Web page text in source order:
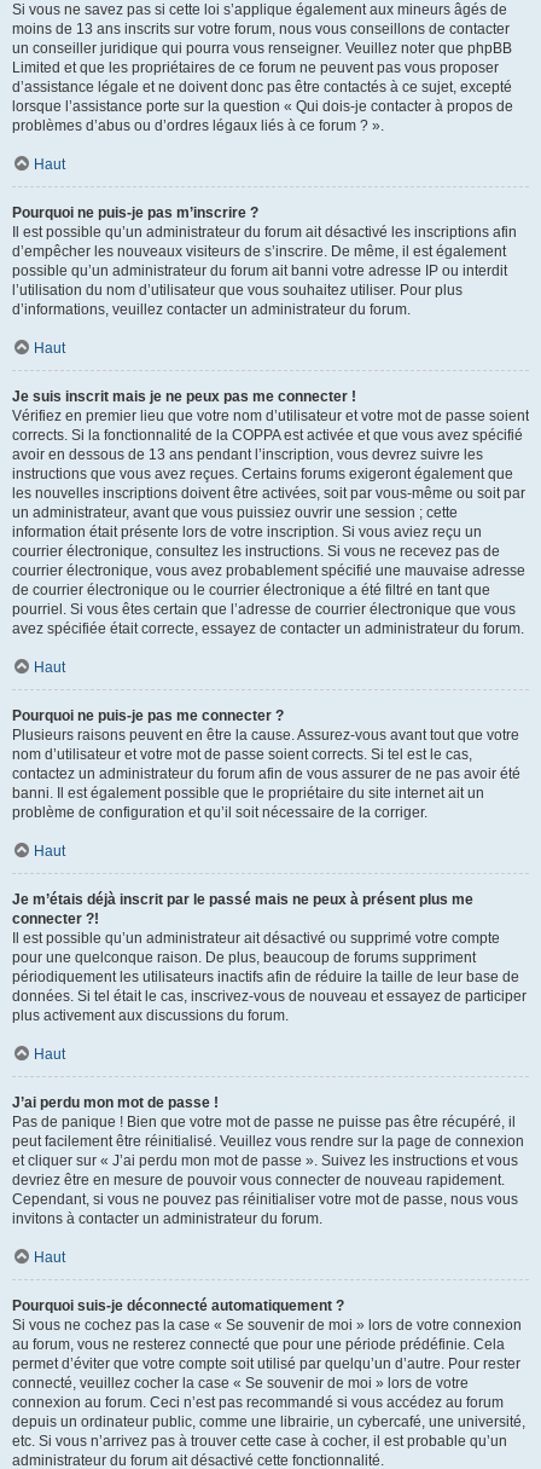
Si vous ne savez pas si cette loi s’applique également aux mineurs âgés de
moins de 13 ans inscrits sur votre forum, nous vous conseillons de contacter
un conseiller juridique qui pourra vous renseigner. Veuillez noter que phpBB
Limited et que les propriétaires de ce forum ne peuvent pas vous proposer
d’assistance légale et ne doivent donc pas être contactés à ce sujet, excepté
lorsque l’assistance porte sur la question « Qui dois-je contacter à propos de
problèmes d’abus ou d’ordres légaux liés à ce forum ? ».
Haut
Pourquoi ne puis-je pas m’inscrire ?
Il est possible qu’un administrateur du forum ait désactivé les inscriptions afin
d’empêcher les nouveaux visiteurs de s’inscrire. De même, il est également
possible qu’un administrateur du forum ait banni votre adresse IP ou interdit
l’utilisation du nom d’utilisateur que vous souhaitez utiliser. Pour plus
d’informations, veuillez contacter un administrateur du forum.
Haut
Je suis inscrit mais je ne peux pas me connecter !
Vérifiez en premier lieu que votre nom d’utilisateur et votre mot de passe soient
corrects. Si la fonctionnalité de la COPPA est activée et que vous avez spécifié
avoir en dessous de 13 ans pendant l’inscription, vous devrez suivre les
instructions que vous avez reçues. Certains forums exigeront également que
les nouvelles inscriptions doivent être activées, soit par vous-même ou soit par
un administrateur, avant que vous puissiez ouvrir une session ; cette
information était présente lors de votre inscription. Si vous aviez reçu un
courrier électronique, consultez les instructions. Si vous ne recevez pas de
courrier électronique, vous avez probablement spécifié une mauvaise adresse
de courrier électronique ou le courrier électronique a été filtré en tant que
pourriel. Si vous êtes certain que l’adresse de courrier électronique que vous
avez spécifiée était correcte, essayez de contacter un administrateur du forum.
Haut
Pourquoi ne puis-je pas me connecter ?
Plusieurs raisons peuvent en être la cause. Assurez-vous avant tout que votre
nom d’utilisateur et votre mot de passe soient corrects. Si tel est le cas,
contactez un administrateur du forum afin de vous assurer de ne pas avoir été
banni. Il est également possible que le propriétaire du site internet ait un
problème de configuration et qu’il soit nécessaire de la corriger.
Haut
Je m’étais déjà inscrit par le passé mais ne peux à présent plus me
connecter ?!
Il est possible qu’un administrateur ait désactivé ou supprimé votre compte
pour une quelconque raison. De plus, beaucoup de forums suppriment
périodiquement les utilisateurs inactifs afin de réduire la taille de leur base de
données. Si tel était le cas, inscrivez-vous de nouveau et essayez de participer
plus activement aux discussions du forum.
Haut
J’ai perdu mon mot de passe !
Pas de panique ! Bien que votre mot de passe ne puisse pas être récupéré, il
peut facilement être réinitialisé. Veuillez vous rendre sur la page de connexion
et cliquer sur « J’ai perdu mon mot de passe ». Suivez les instructions et vous
devriez être en mesure de pouvoir vous connecter de nouveau rapidement.
Cependant, si vous ne pouvez pas réinitialiser votre mot de passe, nous vous
invitons à contacter un administrateur du forum.
Haut
Pourquoi suis-je déconnecté automatiquement ?
Si vous ne cochez pas la case « Se souvenir de moi » lors de votre connexion
au forum, vous ne resterez connecté que pour une période prédéfinie. Cela
permet d’éviter que votre compte soit utilisé par quelqu’un d’autre. Pour rester
connecté, veuillez cocher la case « Se souvenir de moi » lors de votre
connexion au forum. Ceci n’est pas recommandé si vous accédez au forum
depuis un ordinateur public, comme une librairie, un cybercafé, une université,
etc. Si vous n’arrivez pas à trouver cette case à cocher, il est probable qu’un
administrateur du forum ait désactivé cette fonctionnalité.